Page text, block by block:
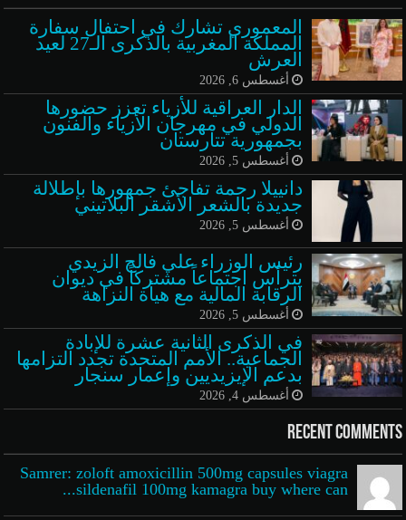
المعموري تشارك في احتفال سفارة
المملكة المغربية بالذكرى الـ27 لعيد
العرش
أغسطس 6, 2026
الدار العراقية للأزياء تعزز حضورها
الدولي في مهرجان الأزياء والفنون
بجمهورية تتارستان
أغسطس 5, 2026
دانييلا رحمة تفاجئ جمهورها بإطلالة
جديدة بالشعر الأشقر البلاتيني
أغسطس 5, 2026
رئيس الوزراء علي فالح الزيدي
يترأس اجتماعاً مشتركاً في ديوان
الرقابة المالية مع هيأة النزاهة
أغسطس 5, 2026
في الذكرى الثانية عشرة للإبادة
الجماعية.. الأمم المتحدة تجدد التزامها
بدعم الإيزيديين وإعمار سنجار
أغسطس 4, 2026
Recent Comments
Samrer: zoloft amoxicillin 500mg capsules viagra
sildenafil 100mg kamagra buy where can...